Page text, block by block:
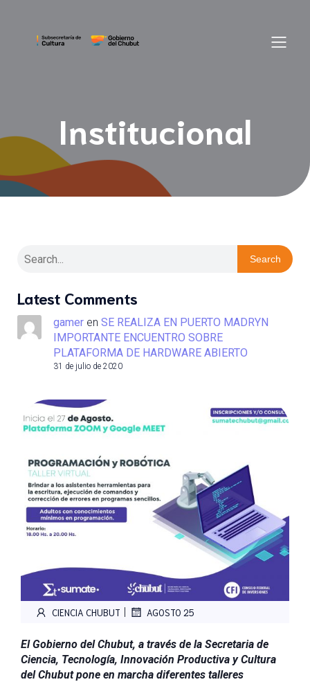
Institucional
Search
Latest Comments
gamer en SE REALIZA EN PUERTO MADRYN
IMPORTANTE ENCUENTRO SOBRE
PLATAFORMA DE HARDWARE ABIERTO
31 de julio de 2020
CIENCIA CHUBUT | AGOSTO 25
El Gobierno del Chubut, a través de la Secretaria de
Ciencia, Tecnología, Innovación Productiva y Cultura
del Chubut pone en marcha diferentes talleres